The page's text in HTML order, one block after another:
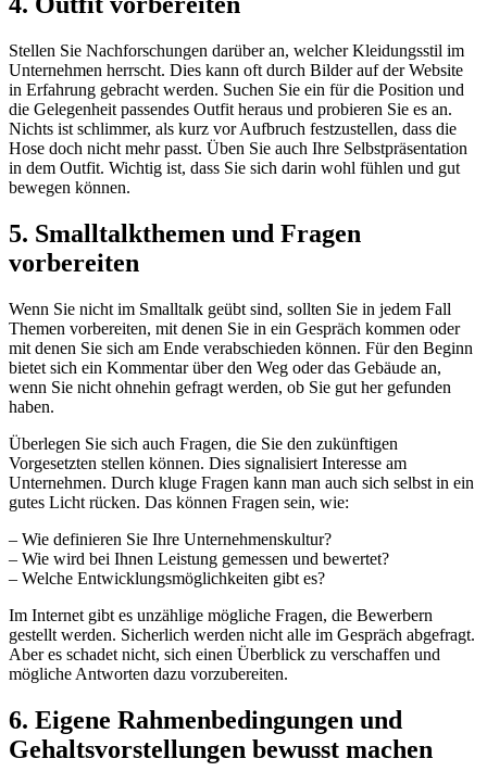
Stellen Sie Nachforschungen darüber an, welcher Kleidungsstil im
Unternehmen herrscht. Dies kann oft durch Bilder auf der Website
in Erfahrung gebracht werden. Suchen Sie ein für die Position und
die Gelegenheit passendes Outfit heraus und probieren Sie es an.
Nichts ist schlimmer, als kurz vor Aufbruch festzustellen, dass die
Hose doch nicht mehr passt. Üben Sie auch Ihre Selbstpräsentation
in dem Outfit. Wichtig ist, dass Sie sich darin wohl fühlen und gut
bewegen können.
5. Smalltalkthemen und Fragen
vorbereiten
Wenn Sie nicht im Smalltalk geübt sind, sollten Sie in jedem Fall
Themen vorbereiten, mit denen Sie in ein Gespräch kommen oder
mit denen Sie sich am Ende verabschieden können. Für den Beginn
bietet sich ein Kommentar über den Weg oder das Gebäude an,
wenn Sie nicht ohnehin gefragt werden, ob Sie gut her gefunden
haben.
Überlegen Sie sich auch Fragen, die Sie den zukünftigen
Vorgesetzten stellen können. Dies signalisiert Interesse am
Unternehmen. Durch kluge Fragen kann man auch sich selbst in ein
gutes Licht rücken. Das können Fragen sein, wie:
– Wie definieren Sie Ihre Unternehmenskultur?
– Wie wird bei Ihnen Leistung gemessen und bewertet?
– Welche Entwicklungsmöglichkeiten gibt es?
Im Internet gibt es unzählige mögliche Fragen, die Bewerbern
gestellt werden. Sicherlich werden nicht alle im Gespräch abgefragt.
Aber es schadet nicht, sich einen Überblick zu verschaffen und
mögliche Antworten dazu vorzubereiten.
6. Eigene Rahmenbedingungen und
Gehaltsvorstellungen bewusst machen